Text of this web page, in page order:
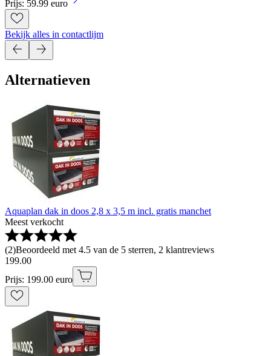
Prijs: 59.99 euro
Bekijk alles in contactlijm
Alternatieven
Aquaplan dak in doos 2,8 x 3,5 m incl. gratis manchet
Meest verkocht
(2)Beoordeeld met 4.5 van de 5 sterren, 2 klantreviews
199.00
Prijs: 199.00 euro